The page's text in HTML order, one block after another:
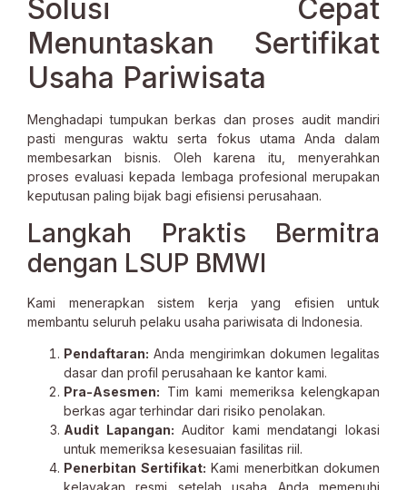
Solusi Cepat
Menuntaskan Sertifikat
Usaha Pariwisata
Menghadapi tumpukan berkas dan proses audit mandiri
pasti menguras waktu serta fokus utama Anda dalam
membesarkan bisnis. Oleh karena itu, menyerahkan
proses evaluasi kepada lembaga profesional merupakan
keputusan paling bijak bagi efisiensi perusahaan.
Langkah Praktis Bermitra
dengan LSUP BMWI
Kami menerapkan sistem kerja yang efisien untuk
membantu seluruh pelaku usaha pariwisata di Indonesia.
Pendaftaran: Anda mengirimkan dokumen legalitas
dasar dan profil perusahaan ke kantor kami.
Pra-Asesmen: Tim kami memeriksa kelengkapan
berkas agar terhindar dari risiko penolakan.
Audit Lapangan: Auditor kami mendatangi lokasi
untuk memeriksa kesesuaian fasilitas riil.
Penerbitan Sertifikat: Kami menerbitkan dokumen
kelayakan resmi setelah usaha Anda memenuhi